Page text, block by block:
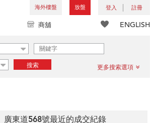
海外樓盤 放盤 登入 註冊
ENGLISH
商舖
搜索 更多搜索選項
廣東道568號最近的成交紀錄